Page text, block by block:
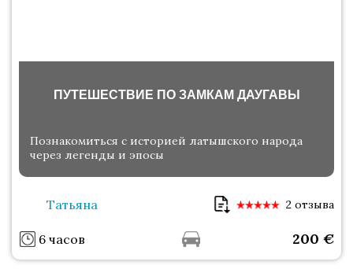
ПУТЕШЕСТВИЕ ПО ЗАМКАМ ДАУГАВЫ
Познакомиться с историей латышского народа
через легенды и эпосы
Татьяна 2 отзыва
6 часов 200 €